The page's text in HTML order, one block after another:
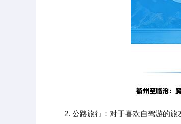
2. 公路旅行：对于喜欢自驾游的